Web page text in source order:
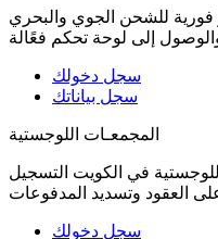
للشحن الجوي والبحري
إلى لوحة تحكم فعًالة
سجل دخولك
سجل بياناتك
المجمعـات اللوجستية
في الكويت التسجيل
سجل دخولك